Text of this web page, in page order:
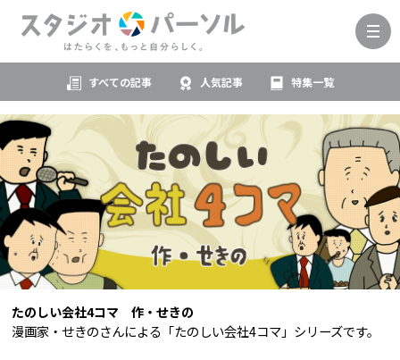
すべての記事 人気記事 特集一覧
たのしい会社4コマ 作・せきの
漫画家・せきのさんによる「たのしい会社4コマ」シリーズです。